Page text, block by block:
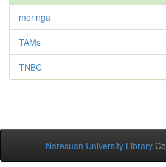
moringa
TAMs
TNBC
Naresuan University Library